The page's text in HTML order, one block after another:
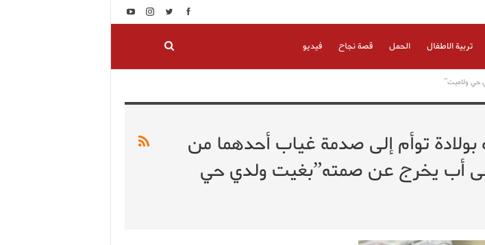
تربية الاطفال الحمل قصة نجاح فيديو
حي ولاميت”
توأم إلى صدمة غياب أحدهما من
أب يخرج عن صمته”بغيت ولدي حي